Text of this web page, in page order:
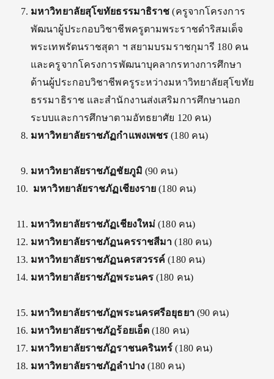
มหาวิทยาลัยสุโขทัยธรรมาธิราช(ครูจากโครงการ
พัฒนาผู้ประกอบวิชาชีพครูตามพระราชดำริสมเด็จ
พระเทพรัตนราชสุดา ฯ สยามบรมราชกุมารี 180 คน
และครูจากโครงการพัฒนาบุคลากรทางการศึกษา
ด้านผู้ประกอบวิชาชีพครูระหว่างมหาวิทยาลัยสุโขทัย
ธรรมาธิราช และสำนักงานส่งเสริมการศึกษานอก
ระบบและการศึกษาตามอัทธยาศัย 120 คน)
มหาวิทยาลัยราชภัฏกำแพงเพชร(180 คน)
มหาวิทยาลัยราชภัฏชัยภูมิ (90 คน)
มหาวิทยาลัยราชภัฏเชียงราย(180 คน)
มหาวิทยาลัยราชภัฏเชียงใหม่ (180 คน)
มหาวิทยาลัยราชภัฏนครราชสีมา(180 คน)
มหาวิทยาลัยราชภัฏนครสวรรค์(180 คน)
มหาวิทยาลัยราชภัฏพระนคร(180 คน)
มหาวิทยาลัยราชภัฏพระนครศรีอยุธยา (90 คน)
มหาวิทยาลัยราชภัฏร้อยเอ็ด(180 คน)
มหาวิทยาลัยราชภัฏราชนครินทร์(180 คน)
มหาวิทยาลัยราชภัฏลำปาง (180 คน)